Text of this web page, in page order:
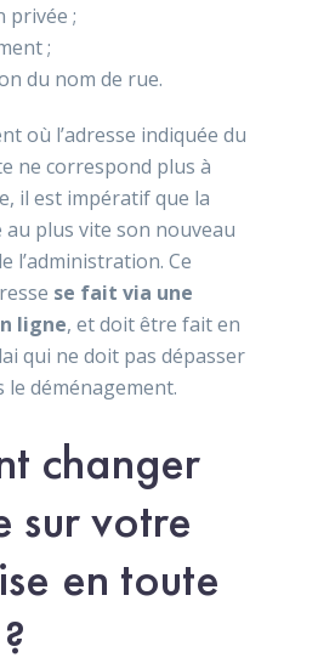
privée ;
;
du nom de rue.
où l’adresse indiquée du
ne correspond plus à
il est impératif que la
plus vite son nouveau
l’administration. Ce
se fait via une
ligne, et doit être fait en
qui ne doit pas dépasser
le déménagement.
changer
sur votre
en toute